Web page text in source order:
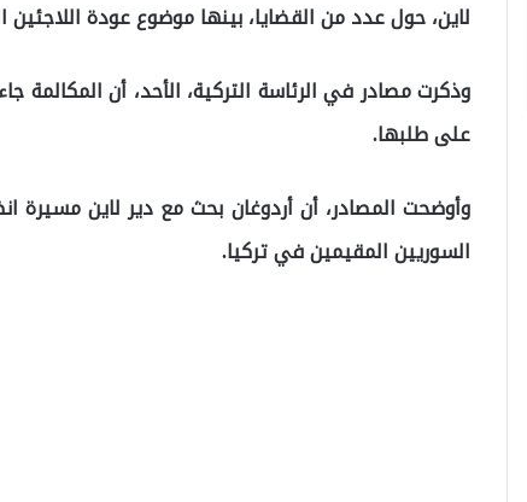
لاين، حول عدد من القضايا، بينها موضوع عودة اللاجئين
وذكرت مصادر في الرئاسة التركية، الأحد، أن المكالمة
على طلبها.
وأوضحت المصادر، أن أردوغان بحث مع دير لاين مسيرة
السوريين المقيمين في تركيا.